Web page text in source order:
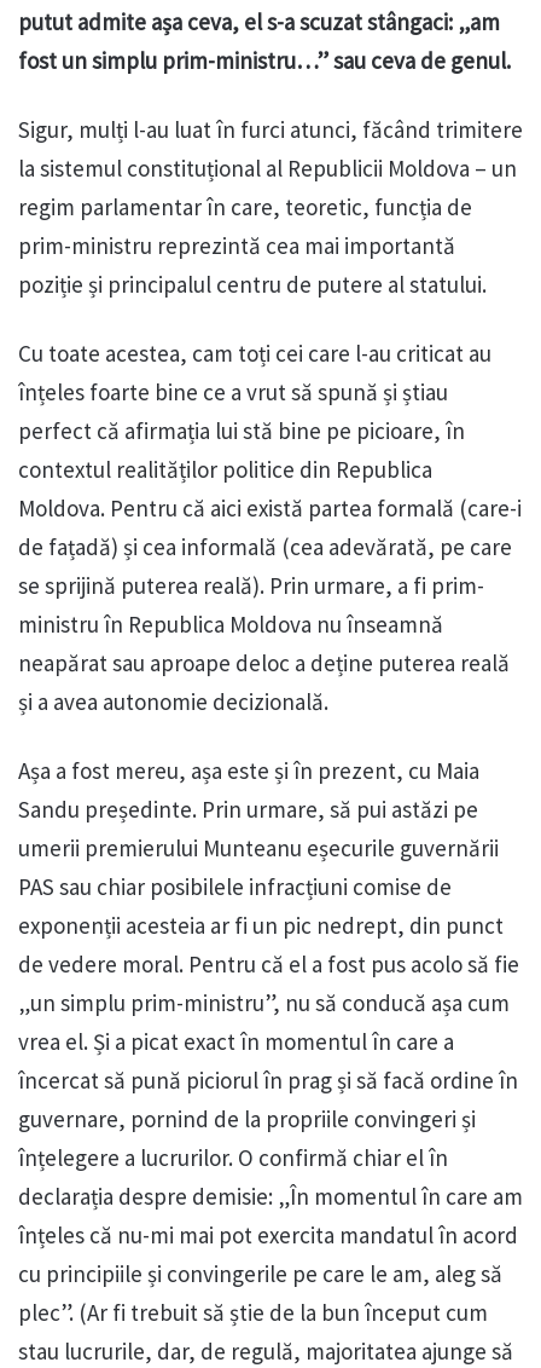
putut admite așa ceva, el s-a scuzat stângaci: „am
fost un simplu prim-ministru…” sau ceva de genul.
Sigur, mulți l-au luat în furci atunci, făcând trimitere
la sistemul constituțional al Republicii Moldova – un
regim parlamentar în care, teoretic, funcția de
prim-ministru reprezintă cea mai importantă
poziție și principalul centru de putere al statului.
Cu toate acestea, cam toți cei care l-au criticat au
înțeles foarte bine ce a vrut să spună și știau
perfect că afirmația lui stă bine pe picioare, în
contextul realităților politice din Republica
Moldova. Pentru că aici există partea formală (care-i
de fațadă) și cea informală (cea adevărată, pe care
se sprijină puterea reală). Prin urmare, a fi prim-
ministru în Republica Moldova nu înseamnă
neapărat sau aproape deloc a deține puterea reală
și a avea autonomie decizională.
Așa a fost mereu, așa este și în prezent, cu Maia
Sandu președinte. Prin urmare, să pui astăzi pe
umerii premierului Munteanu eșecurile guvernării
PAS sau chiar posibilele infracțiuni comise de
exponenții acesteia ar fi un pic nedrept, din punct
de vedere moral. Pentru că el a fost pus acolo să fie
„un simplu prim-ministru”, nu să conducă așa cum
vrea el. Și a picat exact în momentul în care a
încercat să pună piciorul în prag și să facă ordine în
guvernare, pornind de la propriile convingeri și
înțelegere a lucrurilor. O confirmă chiar el în
declarația despre demisie: „În momentul în care am
înțeles că nu-mi mai pot exercita mandatul în acord
cu principiile și convingerile pe care le am, aleg să
plec”. (Ar fi trebuit să știe de la bun început cum
stau lucrurile, dar, de regulă, majoritatea ajunge să